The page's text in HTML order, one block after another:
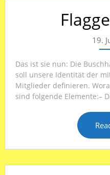
19.
Das ist sie nun: Die
soll unsere Identität der
Mitglieder definieren.
sind folgende Elemente:–